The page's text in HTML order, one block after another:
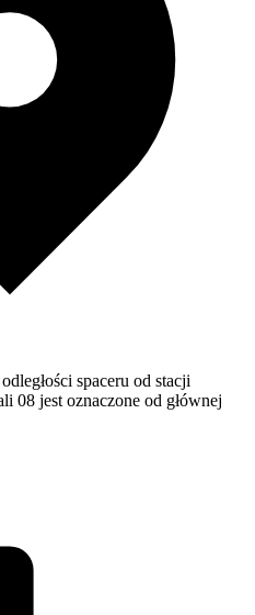
spaceru od stacji
08 jest oznaczone od głównej